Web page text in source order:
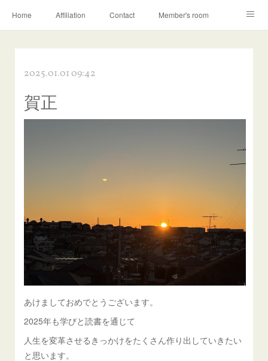
Home Affiliation Contact Member's room
2025.01.01 09:42
賀正
あけましておめでとうございます。
2025年も学びと読書を通じて
人生を変革させるきっかけをたくさん作り出していきたい
と思います。